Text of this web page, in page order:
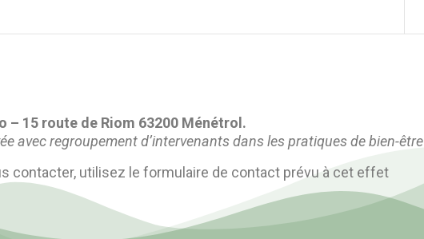
– 15 route de Riom 63200 Ménétrol.
avec regroupement d’intervenants dans les pratiques de bien-être
contacter, utilisez le formulaire de contact prévu à cet effet